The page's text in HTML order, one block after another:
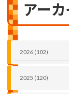
アー
2026 (102)
2025 (120)